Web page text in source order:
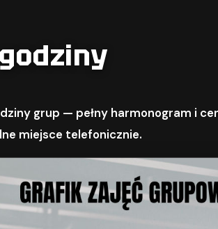
grup — pełny harmonogram i
miejsce telefonicznie.